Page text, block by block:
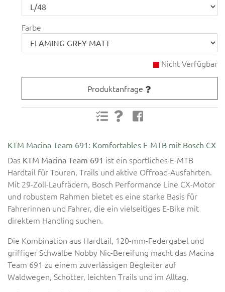
Farbe
Nicht Verfügbar
Produktanfrage
KTM Macina Team 691: Komfortables E-MTB mit Bosch CX
Das KTM Macina Team 691 ist ein sportliches E-MTB
Hardtail für Touren, Trails und aktive Offroad-Ausfahrten.
Mit 29-Zoll-Laufrädern, Bosch Performance Line CX-Motor
und robustem Rahmen bietet es eine starke Basis für
Fahrerinnen und Fahrer, die ein vielseitiges E-Bike mit
direktem Handling suchen.
Die Kombination aus Hardtail, 120-mm-Federgabel und
griffiger Schwalbe Nobby Nic-Bereifung macht das Macina
Team 691 zu einem zuverlässigen Begleiter auf
Waldwegen, Schotter, leichten Trails und im Alltag.